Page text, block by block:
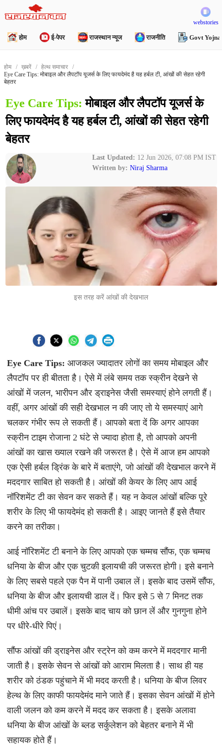
webstories
होम ई-पेपर राजस्थान न्यूज राजनीति Govt Yojna
होम ख़बरें
हेल्थ समाचार
Eye Care Tips: मोबाइल और लैपटॉप यूजर्स के लिए फायदेमंद है यह हर्बल टी, आंखों की सेहत रहेगी
बेहतर
Eye Care Tips: मोबाइल और लैपटॉप यूजर्स के
लिए फायदेमंद है यह हर्बल टी, आंखों की सेहत रहेगी
बेहतर
Last Updated: 12 Jun 2026, 07:08 PM IST
Written by: Niraj Sharma
इस तरह करें आंखों की देखभाल
Eye Care Tips: आजकल ज्यादातर लोगों का समय मोबाइल और
लैपटॉप पर ही बीतता है। ऐसे में लंबे समय तक स्क्रीन देखने से
आंखों में जलन, भारीपन और ड्राइनेस जैसी समस्याएं होने लगती हैं।
वहीं, अगर आंखों की सही देखभाल न की जाए तो ये समस्याएं आगे
चलकर गंभीर रूप ले सकती हैं। आपको बता दें कि अगर आपका
स्क्रीन टाइम रोजाना 2 घंटे से ज्यादा होता है, तो आपको अपनी
आंखों का खास ख्याल रखने की जरूरत है। ऐसे में आज हम आपको
एक ऐसी हर्बल ड्रिंक के बारे में बताएंगे, जो आंखों की देखभाल करने में
मददगार साबित हो सकती है। आंखों की केयर के लिए आप आई
नॉरिशमेंट टी का सेवन कर सकते हैं। यह न केवल आंखों बल्कि पूरे
शरीर के लिए भी फायदेमंद हो सकती है। आइए जानते हैं इसे तैयार
करने का तरीका।
आई नॉरिशमेंट टी बनाने के लिए आपको एक चम्मच सौंफ, एक चम्मच
धनिया के बीज और एक चुटकी इलायची की जरूरत होगी। इसे बनाने
के लिए सबसे पहले एक पैन में पानी उबाल लें। इसके बाद उसमें सौंफ,
धनिया के बीज और इलायची डाल दें। फिर इसे 5 से 7 मिनट तक
धीमी आंच पर उबालें। इसके बाद चाय को छान लें और गुनगुना होने
पर धीरे-धीरे पिएं।
सौंफ आंखों की ड्राइनेस और स्ट्रेन को कम करने में मददगार मानी
जाती है। इसके सेवन से आंखों को आराम मिलता है। साथ ही यह
शरीर को ठंडक पहुंचाने में भी मदद करती है। धनिया के बीज लिवर
हेल्थ के लिए काफी फायदेमंद माने जाते हैं। इसका सेवन आंखों में होने
वाली जलन को कम करने में मदद कर सकता है। इसके अलावा
धनिया के बीज आंखों के ब्लड सर्कुलेशन को बेहतर बनाने में भी
सहायक होते हैं।